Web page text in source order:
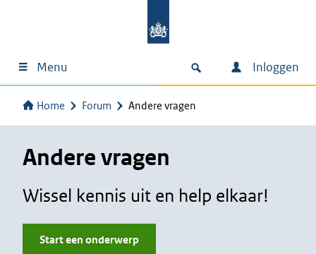
Menu Inloggen
Home Forum Andere vragen
Andere vragen
Wissel kennis uit en help elkaar!
Start een onderwerp